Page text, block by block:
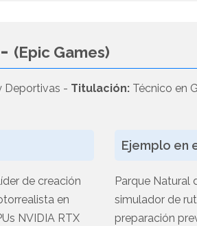
(Epic Games)
Deportivas - Titulación: Técnico en
de creación
en
NVIDIA RTX
Ejemplo en
Parque Natural
simulador de
preparación